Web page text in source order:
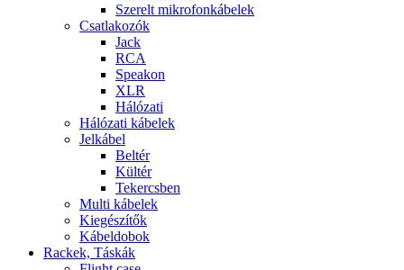
Szerelt mikrofonkábelek
Csatlakozók
Jack
RCA
Speakon
XLR
Hálózati
Hálózati kábelek
Jelkábel
Beltér
Kültér
Tekercsben
Multi kábelek
Kiegészítők
Kábeldobok
Rackek, Táskák